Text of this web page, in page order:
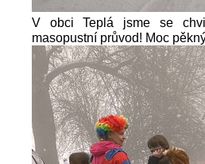
V obci Teplá jsme se
masopustní průvod! Moc